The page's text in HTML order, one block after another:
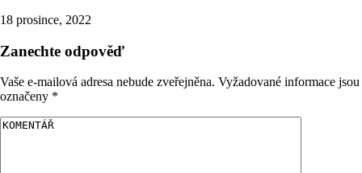
18 prosince, 2022
Zanechte odpověď
Vaše e-mailová adresa nebude zveřejněna. Vyžadované informace jsou
označeny *